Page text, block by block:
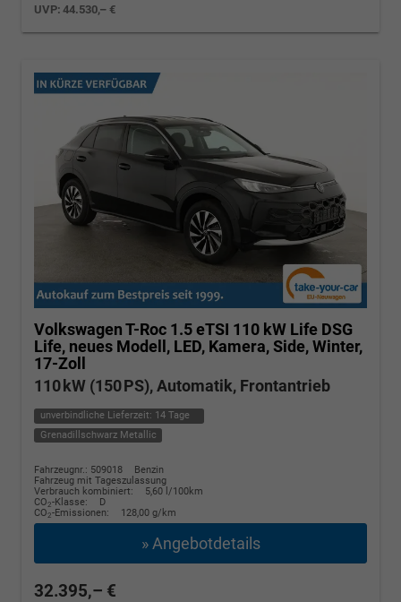
UVP:44.530,– €
Volkswagen T-Roc 1.5 eTSI 110 kW Life DSG
Life, neues Modell, LED, Kamera, Side, Winter,
17-Zoll
110 kW (150 PS), Automatik, Frontantrieb
unverbindliche Lieferzeit: 14 Tage
Grenadillschwarz Metallic
Fahrzeugnr.: 509018
Benzin
Fahrzeug mit Tageszulassung
Verbrauch kombiniert:
5,60 l/100km
CO2-Klasse:
D
CO2-Emissionen: 128,00 g/km
» Angebotdetails
32.395,– €